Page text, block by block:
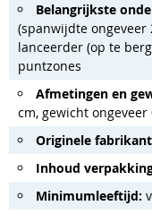
Belangrijkste
(spanwijdte ongeveer
lanceerder (op te
puntzones
Afmetingen en
cm, gewicht ongeveer
Originele
Inhoud
Minimumleeftijd: